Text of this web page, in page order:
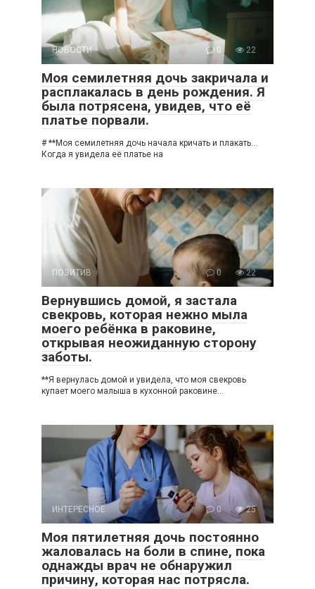
НОВОСТИ 0 22
Моя семилетняя дочь закричала и
расплакалась в день рождения. Я
была потрясена, увидев, что её
платье порвали.
# **Моя семилетняя дочь начала кричать и плакать…
Когда я увидела её платье на
ПОЗИТИВ 0 22
Вернувшись домой, я застала
свекровь, которая нежно мыла
моего ребёнка в раковине,
открывая неожиданную сторону
заботы.
**Я вернулась домой и увидела, что моя свекровь
купает моего малыша в кухонной раковине…
ИНТЕРЕСНОЕ 0 25
Моя пятилетняя дочь постоянно
жаловалась на боли в спине, пока
однажды врач не обнаружил
причину, которая нас потрясла.